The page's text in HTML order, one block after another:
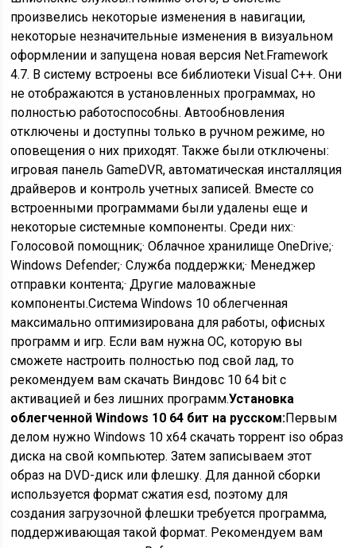
произвелись некоторые изменения в навигации,
некоторые незначительные изменения в визуальном
оформлении и запущена новая версия Net.Framework
4.7. В систему встроены все библиотеки Visual C++. Они
не отображаются в установленных программах, но
полностью работоспособны. Автообновления
отключены и доступны только в ручном режиме, но
оповещения о них приходят. Также были отключены:
игровая панель GameDVR, автоматическая инсталляция
драйверов и контроль учетных записей. Вместе со
встроенными программами были удалены еще и
некоторые системные компоненты. Среди них:·
Голосовой помощник;· Облачное хранилище OneDrive;·
Windows Defender;· Служба поддержки;· Менеджер
отправки контента;· Другие маловажные
компоненты.Система Windows 10 облегченная
максимально оптимизирована для работы, офисных
программ и игр. Если вам нужна ОС, которую вы
сможете настроить полностью под свой лад, то
рекомендуем вам скачать Виндовс 10 64 bit с
активацией и без лишних программ.Установка
облегченной Windows 10 64 бит на русском:Первым
делом нужно Windows 10 x64 скачать торрент iso образ
диска на свой компьютер. Затем записываем этот
образ на DVD-диск или флешку. Для данной сборки
используется формат сжатия esd, поэтому для
создания загрузочной флешки требуется программа,
поддерживающая такой формат. Рекомендуем вам